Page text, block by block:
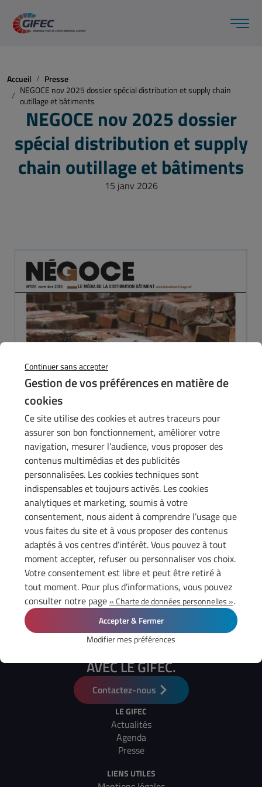
Accueil
Presse
NEGOCE nov 2025 dossier spécial distribution et supply chain
outillage et bâtiments
NEGOCE nov 2025 dossier
spécial distribution et supply
chain outillage et bâtiments
15 janv 2026
telecharger
FAIRE CONNAISSANCE
AVEC LE GIFEC.
Contactez-nous
LE GIFEC
Actualités
Agenda
Presse
LIENS UTILES
Continuer sans accepter
Gestion de vos préférences en matière de
cookies
Ce site utilise des cookies et autres traceurs pour
assurer son bon fonctionnement, améliorer votre
navigation, mesurer l’audience, vous proposer des
contenus multimédias et des publicités
personnalisées. Les cookies techniques sont
indispensables et toujours activés. Les cookies
analytiques et marketing, soumis à votre
consentement, nous aident à comprendre l’usage que
vous faites du site et à vous proposer des contenus
adaptés à vos centres d’intérêt. Vous pouvez à tout
moment accepter, refuser ou personnaliser vos choix.
Votre consentement est libre et peut être retiré à
tout moment. Pour plus d’informations, vous pouvez
consulter notre page « Charte de données personnelles ».
Accepter & Fermer
Modifier mes préférences